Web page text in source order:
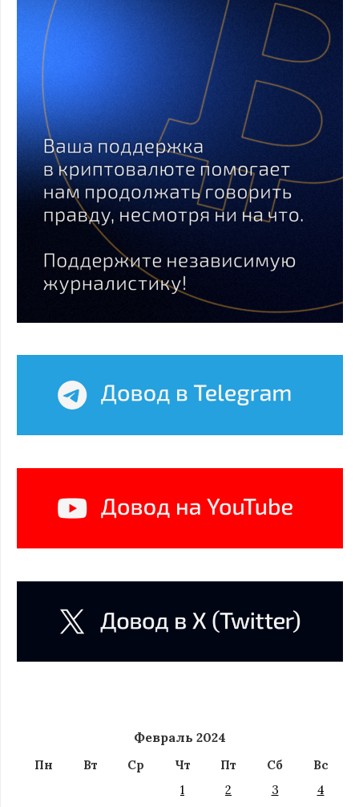
Февраль 2024
Пн Вт Ср Чт Пт Сб
Вс
1
2 3
4